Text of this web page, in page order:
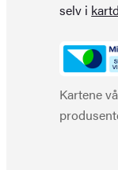
selv i
Kartene